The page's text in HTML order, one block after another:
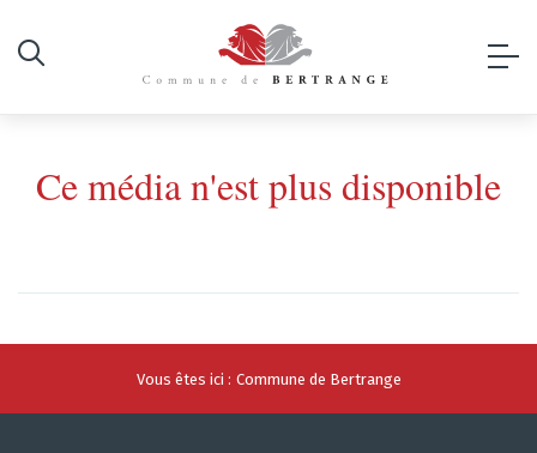
Ce média n'est plus disponible
Vous êtes ici : Commune de Bertrange